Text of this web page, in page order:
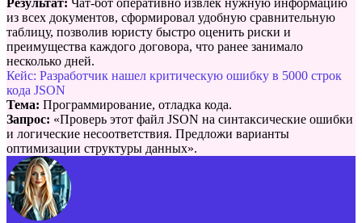
Результат: Чат-бот оперативно извлек нужную информацию
из всех документов, сформировал удобную сравнительную
таблицу, позволив юристу быстро оценить риски и
преимущества каждого договора, что ранее занимало
несколько дней.
Кейс: Разработчик нашел критическую ошибку в 5000 строк
кода JSON
Тема: Программирование, отладка кода.
Запрос: «Проверь этот файл JSON на синтаксические ошибки
и логические несоответствия. Предложи варианты
оптимизации структуры данных».